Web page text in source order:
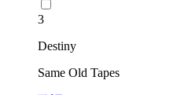
3
Destiny
Same Old Tapes